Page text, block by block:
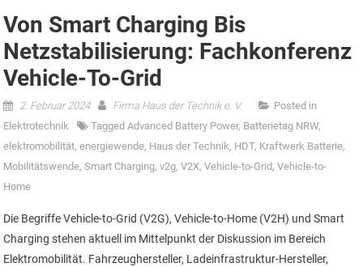
Von Smart Charging Bis
Netzstabilisierung: Fachkonferenz
Vehicle-To-Grid
2. Februar 2024 Firma Haus der Technik e. V.
Posted in
Elektrotechnik
TaggedAdvanced Battery Power, Batterietag NRW,
elektromobilität,energiewende, Haus der Technik, HDT, Kraftwerk Batterie,
Mobilitätswende,Smart Charging,v2g,V2X,Vehicle-to-Grid ,Vehicle-to-
Home
Die Begriffe Vehicle-to-Grid (V2G), Vehicle-to-Home (V2H) und Smart
Charging stehen aktuell im Mittelpunkt der Diskussion im Bereich
Elektromobilität. Fahrzeughersteller, Ladeinfrastruktur-Hersteller,